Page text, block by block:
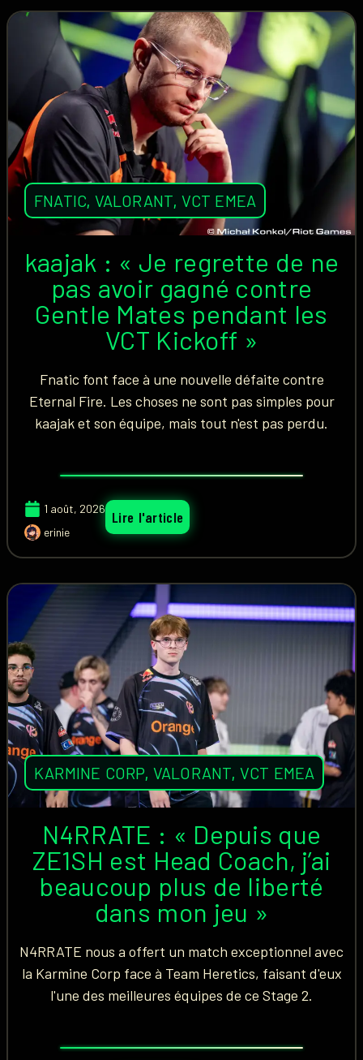
FNATIC, VALORANT, VCT EMEA
kaajak : « Je regrette de ne
pas avoir gagné contre
Gentle Mates pendant les
VCT Kickoff »
Fnatic font face à une nouvelle défaite contre
Eternal Fire. Les choses ne sont pas simples pour
kaajak et son équipe, mais tout n'est pas perdu.
1 août, 2026
erinie
Lire l'article
KARMINE CORP, VALORANT, VCT EMEA
N4RRATE : « Depuis que
ZE1SH est Head Coach, j’ai
beaucoup plus de liberté
dans mon jeu »
N4RRATE nous a offert un match exceptionnel avec
la Karmine Corp face à Team Heretics, faisant d'eux
l'une des meilleures équipes de ce Stage 2.